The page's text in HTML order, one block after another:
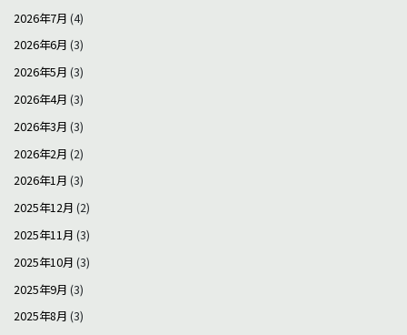
2026年7月 (4)
2026年6月 (3)
2026年5月 (3)
2026年4月 (3)
2026年3月 (3)
2026年2月 (2)
2026年1月 (3)
2025年12月 (2)
2025年11月 (3)
2025年10月 (3)
2025年9月 (3)
2025年8月 (3)